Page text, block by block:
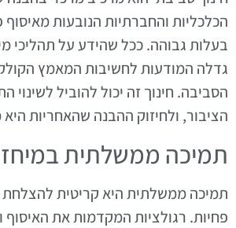
הכלכליות והחברתיות הנובעות
בעלות גבוהה. ככל שהידע על תהליכי
גדלה המודעות לחשיבות המאמץ
הסביבה. חינוך זה יכול להוביל לשינוי
הציבור, ולחיזוק ההבנה שהאחריות
תמיכה ממשלתית
תמיכה ממשלתית היא קריטית להצלחת
פחיות. רגולציות המקדמות את האיסוף